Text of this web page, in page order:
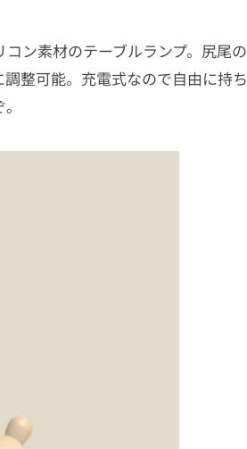
ン素材のテーブルランプ。尻尾の
整可能。充電式なので自由に持ち